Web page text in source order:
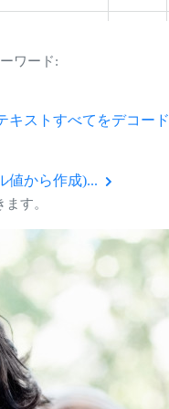
ワード:
キストすべてをデコード
値から作成)...
す。